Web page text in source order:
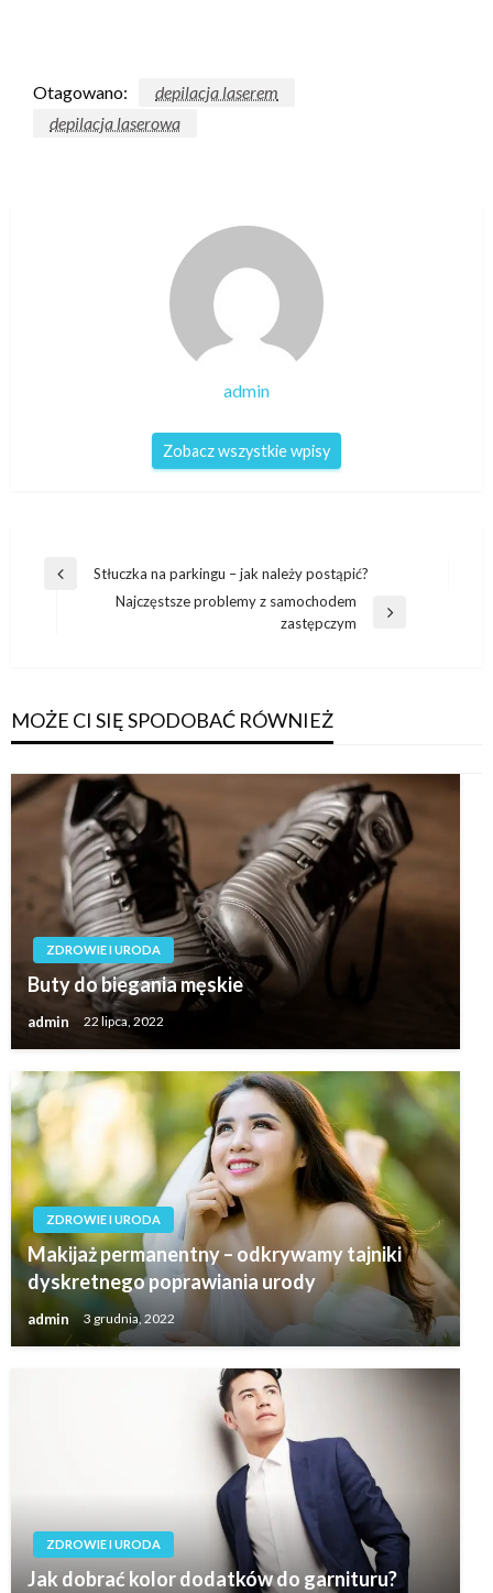
Otagowano:
depilacja laserem
depilacja laserowa
admin
Zobacz wszystkie wpisy
Nawigacja
Poprzedni
Stłuczka na parkingu – jak należy postąpić?
Najczęstsze problemy z samochodem
zastępczym
MOŻE CI SIĘ SPODOBAĆ RÓWNIEŻ
ZDROWIE I URODA
Buty do biegania męskie
admin 22 lipca, 2022
ZDROWIE I URODA
Makijaż permanentny – odkrywamy tajniki
dyskretnego poprawiania urody
admin 3 grudnia, 2022
ZDROWIE I URODA
Jak dobrać kolor dodatków do garnituru?